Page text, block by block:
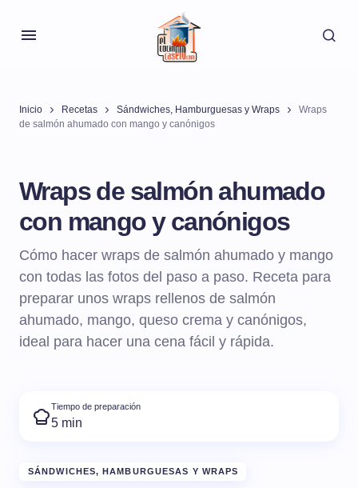
Inicio Recetas Sándwiches, Hamburguesas y Wraps
Wraps
de salmón ahumado con mango y canónigos
Wraps de salmón ahumado
con mango y canónigos
Cómo hacer wraps de salmón ahumado y mango
con todas las fotos del paso a paso. Receta para
preparar unos wraps rellenos de salmón
ahumado, mango, queso crema y canónigos,
ideal para hacer una cena fácil y rápida.
Tiempo de preparación
5 min
SÁNDWICHES, HAMBURGUESAS Y WRAPS